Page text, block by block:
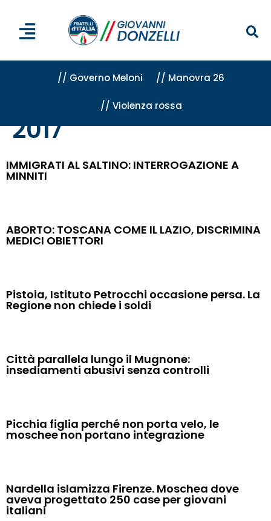
// Governo Meloni // Manovra 26
// Violenza rossa
Archivi per 2017»Pagina 14
2017
IMMIGRATI AL SALTINO: INTERROGAZIONE A
MINNITI
ABORTO: TOSCANA COME IL LAZIO, DISCRIMINA
MEDICI OBIETTORI
Pistoia, Istituto Petrocchi occasione persa. La
Regione non chiede i soldi
Città parallela lungo il Mugnone:
insediamenti abusivi senza controlli
Picchia figlia perché non porta velo, le
moschee non portano integrazione
Nardella islamizza Firenze. Moschea dove
aveva progettato 250 case per giovani
italiani